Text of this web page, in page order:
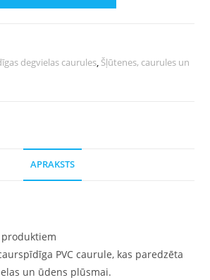
degvielas caurules, Šļūtenes, caurules un
APRAKSTS
produktiem
PVC caurule, kas paredzēta
un ūdens plūsmai.